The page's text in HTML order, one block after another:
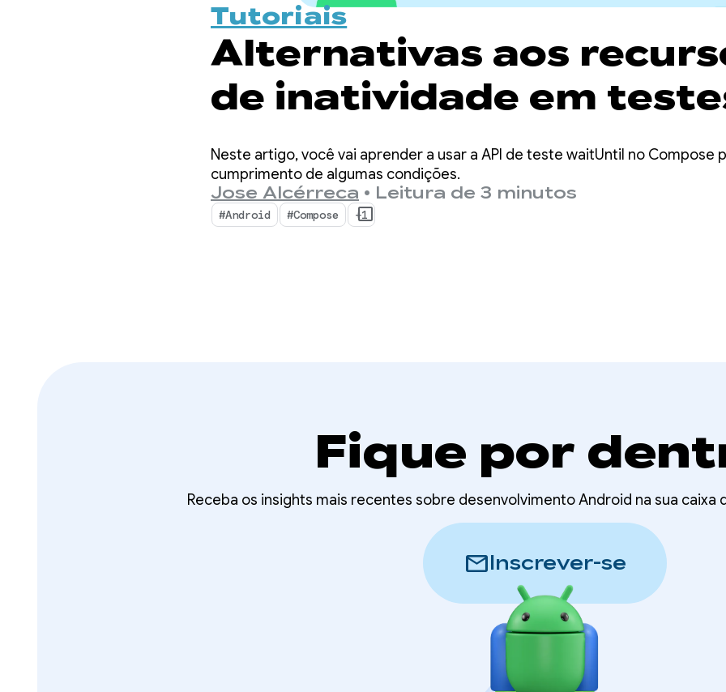
Tutoriais
Alternativas aos
de inatividade em
Compose: as APIs
(atualizadas)
Neste artigo, você vai aprender a usar a API de teste waitUntil no Compose
cumprimento de algumas condições.
Jose Alcérreca • Leitura de 3 minutos
#Android #Compose +1
Fique por
Receba os insights mais recentes sobre desenvolvimento Android na sua caixa
mailInscrever-se